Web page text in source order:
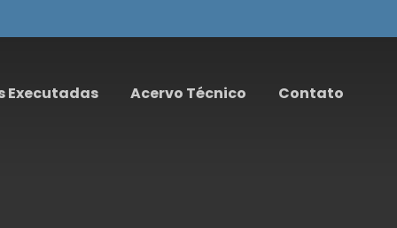
Executadas Acervo Técnico Contato